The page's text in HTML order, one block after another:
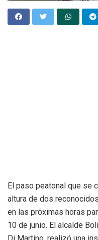
El paso peatonal que se
altura de dos
en las próximas horas
10 de junio. El alcalde